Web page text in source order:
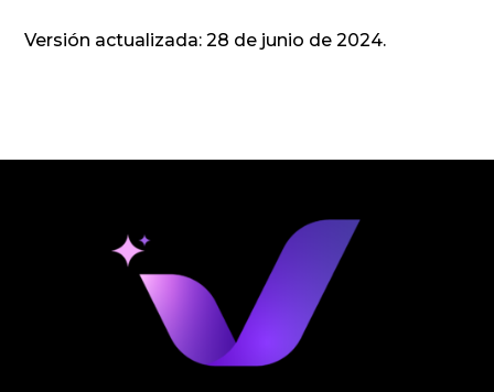
Versión actualizada: 28 de junio de 2024.